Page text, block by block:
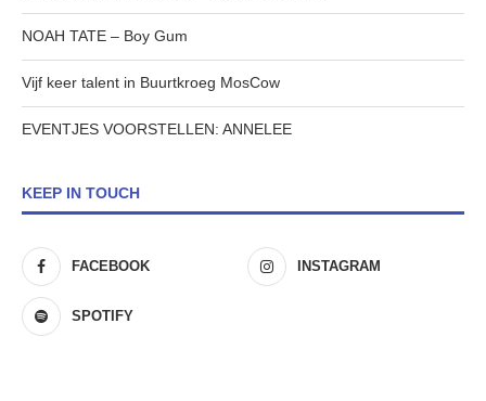
NOAH TATE – Boy Gum
Vijf keer talent in Buurtkroeg MosCow
EVENTJES VOORSTELLEN: ANNELEE
KEEP IN TOUCH
FACEBOOK INSTAGRAM
SPOTIFY